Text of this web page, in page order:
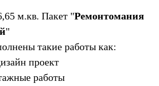
м.кв. Пакет "Ремонтомания
"
такие работы как:
проект
работы